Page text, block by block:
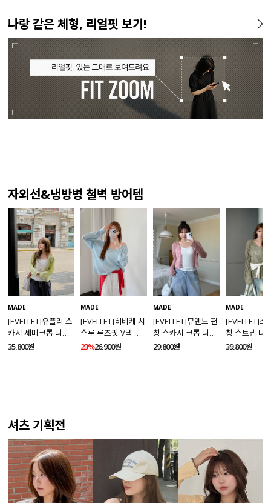
나랑 같은 체형, 리얼핏 보기!
자외선&냉방병 철벽 방어템
MADE
[EVELLET]유플리 스
카시 세미크롭 니트
가디건
35,800원
MADE
[EVELLET]히비케 시
스루 루즈핏 V넥 니
트
23%26,900원
MADE
[EVELLET]뮤덴느 펀
칭 스카시 크롭 니트
가디건
29,800원
MADE
[EVELLET]스
칭 스트랩 니
39,800원
셔츠 기획전